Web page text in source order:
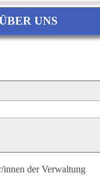
UNS
innen der Verwaltung